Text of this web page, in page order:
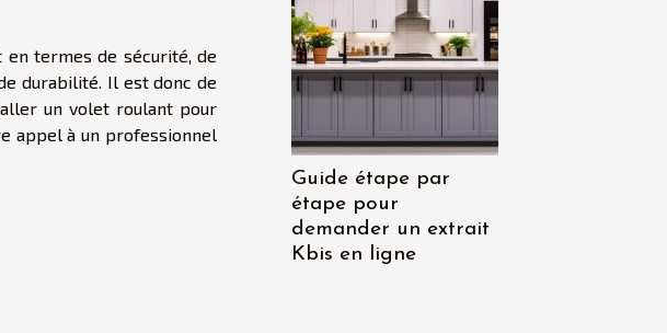
en termes de sécurité, de
durabilité. Il est donc de
un volet roulant pour
appel à un professionnel
Guide étape par
étape pour
demander un extrait
Kbis en ligne